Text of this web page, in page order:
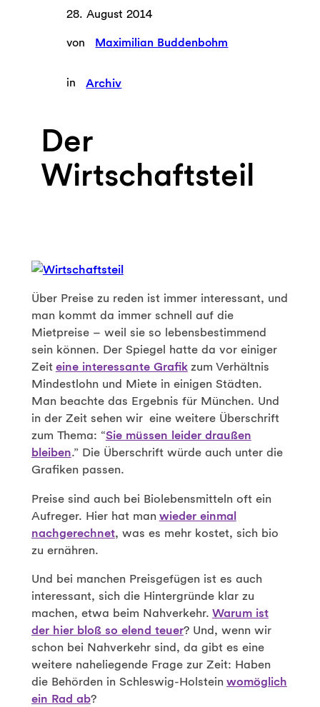
28. August 2014
von Maximilian Buddenbohm
in Archiv
Der
Wirtschaftsteil
Über Preise zu reden ist immer interessant, und
man kommt da immer schnell auf die
Mietpreise – weil sie so lebensbestimmend
sein können. Der Spiegel hatte da vor einiger
Zeit eine interessante Grafikzum Verhältnis
Mindestlohn und Miete in einigen Städten.
Man beachte das Ergebnis für München. Und
in der Zeit sehen wir eine weitere Überschrift
zum Thema: “Sie müssen leider draußen
bleiben.” Die Überschrift würde auch unter die
Grafiken passen.
Preise sind auch bei Biolebensmitteln oft ein
Aufreger. Hier hat man wieder einmal
nachgerechnet, was es mehr kostet, sich bio
zu ernähren.
Und bei manchen Preisgefügen ist es auch
interessant, sich die Hintergründe klar zu
machen, etwa beim Nahverkehr. Warum ist
der hier bloß so elend teuer? Und, wenn wir
schon bei Nahverkehr sind, da gibt es eine
weitere naheliegende Frage zur Zeit: Haben
die Behörden in Schleswig-Holstein womöglich
ein Rad ab?